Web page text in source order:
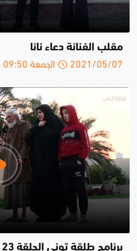
مقلب الفنانة دعاء نانا
2021/05/07 الجمعة 09:50 ص